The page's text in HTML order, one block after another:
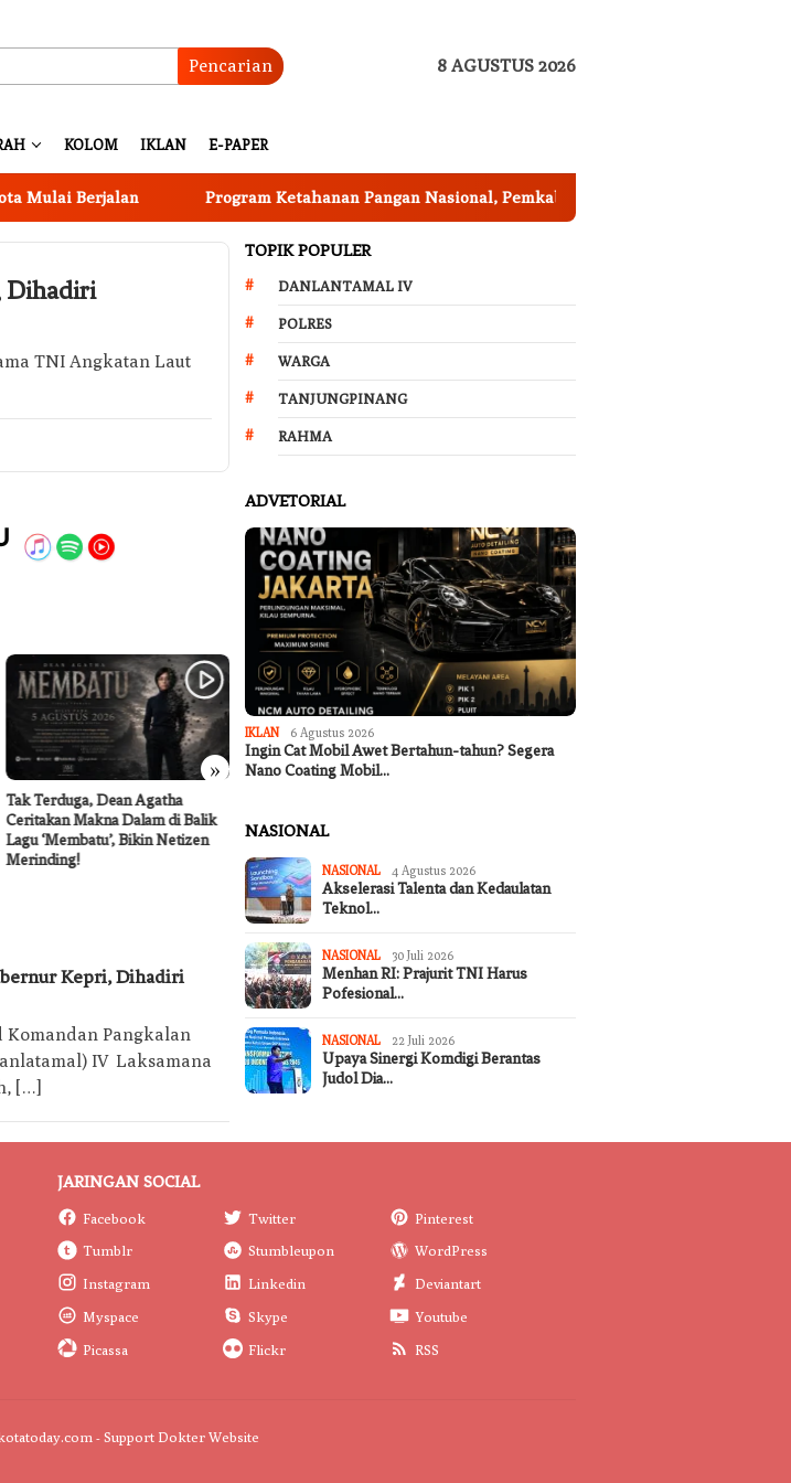
Pencarian 8 AGUSTUS 2026
KOLOM IKLAN E-PAPER
Berjalan Program Ketahanan Pangan Nasional, Pemkab Garut Harus Peka Mengatasi
Dihadiri
TNI Angkatan Laut
»
Tak Terduga, Dean Agatha
Ceritakan Makna Dalam di Balik
Lagu ‘Membatu’, Bikin Netizen
Merinding!
Rakor TKPK dan Percepatan
Perlinsos Kota Denpasar
Kepri, Dihadiri
Pangkalan
IV Laksamana
[…]
TOPIK POPULER
DANLANTAMAL IV
POLRES
WARGA
TANJUNGPINANG
RAHMA
ADVETORIAL
IKLAN 6 Agustus 2026
Ingin Cat Mobil Awet Bertahun-tahun? Segera
Nano Coating Mobil…
NASIONAL
NASIONAL 4 Agustus 2026
Akselerasi Talenta dan Kedaulatan
Teknol…
NASIONAL 30 Juli 2026
Menhan RI: Prajurit TNI Harus
Pofesional…
NASIONAL 22 Juli 2026
Upaya Sinergi Komdigi Berantas
Judol Dia…
JARINGAN SOCIAL
Facebook Twitter
Pinterest
Tumblr
Stumbleupon
WordPress
Instagram
Linkedin
Deviantart
Myspace
Skype
Youtube
Picassa
Flickr RSS
- Support Dokter Website